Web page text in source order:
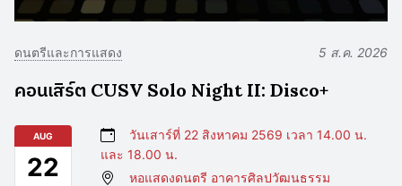
ดนตรีและการแสดง 5 ส.ค. 2026
คอนเสิร์ต CUSV Solo Night II: Disco+
AUG
22
วันเสาร์ที่ 22 สิงหาคม 2569 เวลา 14.00 น.
และ 18.00 น.
หอแสดงดนตรี อาคารศิลปวัฒนธรรม